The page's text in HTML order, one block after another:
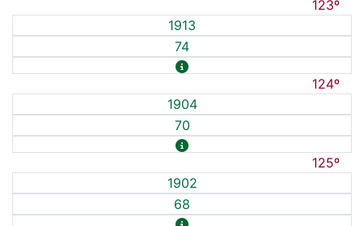
123º
1913
74
124º
1904
70
125º
1902
68